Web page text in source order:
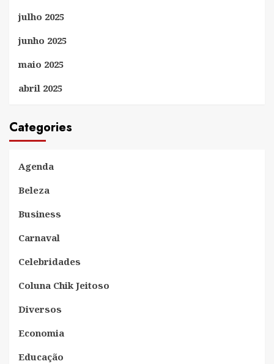
julho 2025
junho 2025
maio 2025
abril 2025
Categories
Agenda
Beleza
Business
Carnaval
Celebridades
Coluna Chik Jeitoso
Diversos
Economia
Educação